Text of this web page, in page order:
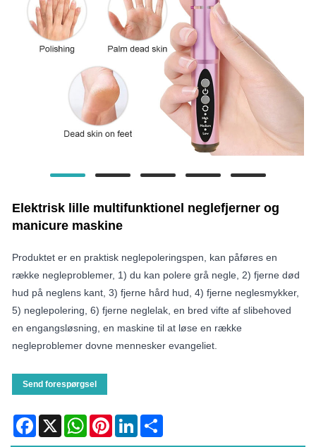
Elektrisk lille multifunktionel neglefjerner og
manicure maskine
Produktet er en praktisk neglepoleringspen, kan påføres en
række negleproblemer, 1) du kan polere grå negle, 2) fjerne død
hud på neglens kant, 3) fjerne hård hud, 4) fjerne neglesmykker,
5) neglepolering, 6) fjerne neglelak, en bred vifte af slibehoved
en engangsløsning, en maskine til at løse en række
negleproblemer dovne mennesker evangeliet.
Send forespørgsel
Facebook
X WhatsAppPinterestLinkedIn